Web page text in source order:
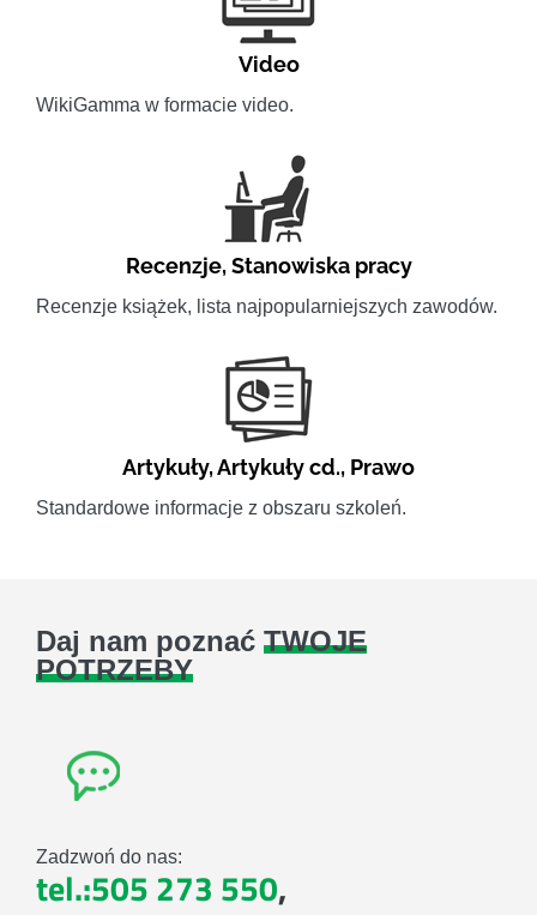
Video
WikiGamma w formacie video.
Recenzje,Stanowiska pracy
Recenzje książek, lista najpopularniejszych zawodów.
Artykuły,Artykuły cd., Prawo
Standardowe informacje z obszaru szkoleń.
Daj nam poznać TWOJE
POTRZEBY
Zadzwoń do nas:
tel.:505 273 550,